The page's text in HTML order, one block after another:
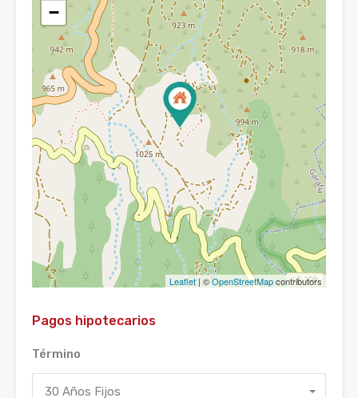
−
Leaflet| ©OpenStreetMapcontributors
Pagos hipotecarios
Término
30 Años Fijos